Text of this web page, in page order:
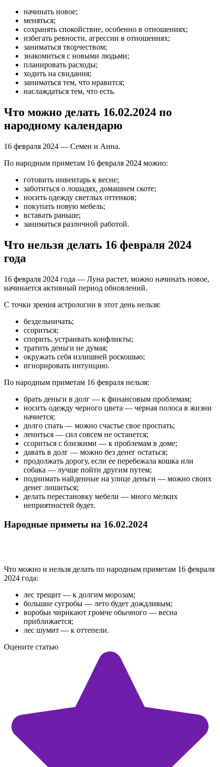
начинать новое;
меняться;
сохранять спокойствие, особенно в отношениях;
избегать ревности, агрессии в отношениях;
заниматься творчеством;
знакомиться с новыми людьми;
планировать расходы;
ходить на свидания;
заниматься тем, что нравится;
наслаждаться тем, что есть.
Что можно делать 16.02.2024 по
народному календарю
16 февраля 2024 — Семен и Анна.
По народным приметам 16 февраля 2024 можно:
готовить инвентарь к весне;
заботиться о лошадях, домашнем скоте;
носить одежду светлых оттенков;
покупать новую мебель;
вставать раньше;
заниматься различной работой.
Что нельзя делать 16 февраля 2024
года
16 февраля 2024 года — Луна растет, можно начинать новое,
начинается активный период обновлений.
С точки зрения астрологии в этот день нельзя:
бездельничать;
ссориться;
спорить, устраивать конфликты;
тратить деньги не думая;
окружать себя излишней роскошью;
игнорировать интуицию.
По народным приметам 16 февраля нельзя:
брать деньги в долг — к финансовым проблемам;
носить одежду черного цвета — черная полоса в жизни
начнется;
долго спать — можно счастье свое проспать;
лениться — сил совсем не останется;
ссориться с близкими — к проблемам в доме;
давать в долг — можно без денег остаться;
продолжать дорогу, если ее перебежала кошка или
собака — лучше пойти другим путем;
поднимать найденные на улице деньги — можно своих
денег лишиться;
делать перестановку мебели — много мелких
неприятностей будет.
Народные приметы на 16.02.2024
Что можно и нельзя делать по народным приметам 16 февраля
2024 года:
лес трещит — к долгим морозам;
большие сугробы — лето будет дождливым;
воробьи чирикают громче обычного — весна
приближается;
лес шумит — к оттепели.
Оцените статью